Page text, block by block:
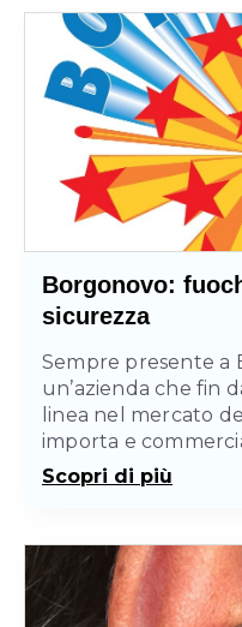
Borgonovo:
sicurezza
Sempre presente a
un’azienda che fin
linea nel mercato
importa e
Scopri di più